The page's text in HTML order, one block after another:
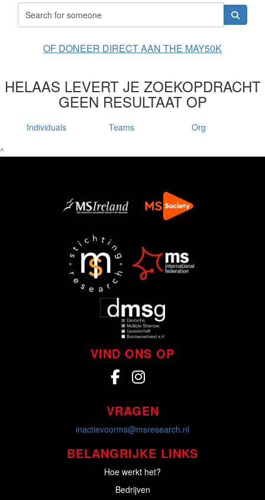
OF DONEER DIRECT AAN THE MAY50K
HELAAS LEVERT JE ZOEKOPDRACHT
GEEN RESULTAAT OP
Individuals Teams
Org
^
VIND ONS OP
VRAGEN
inactievoorms@msresearch.nl
BELANGRIJKE LINKS
Hoe werkt het?
Bedrijven